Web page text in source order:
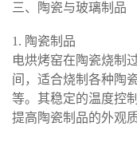
三、陶瓷与玻璃制品
1. 陶瓷制品
电烘烤窑在陶瓷烧制
间，适合烧制各种陶
等。其稳定的温度控
提高陶瓷制品的外观